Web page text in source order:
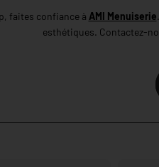
faites confiance à AMI Menuiserie
esthétiques. Contactez-